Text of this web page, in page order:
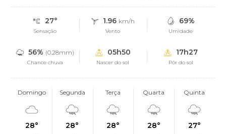
27°
Sensação
1.96 km/h
Vento
69%
Umidade
56% (0.28mm)
Chance chuva
05h50
Nascer do sol
17h27
Pôr do sol
Domingo
28°
Segunda
28°
Terça
28°
Quarta
28°
Quinta
27°